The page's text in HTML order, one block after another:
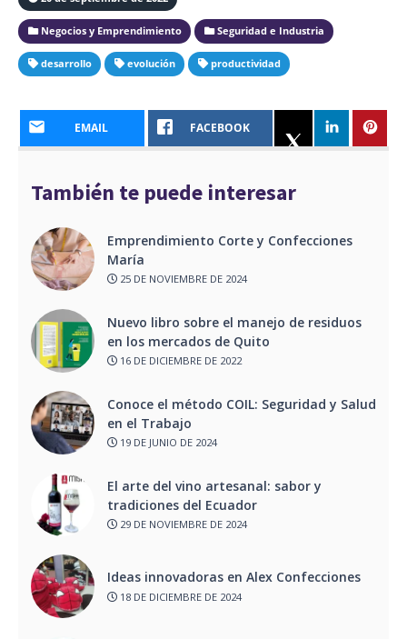
Negocios y Emprendimiento Seguridad e Industria
desarrollo evolución productividad
EMAIL FACEBOOK
También te puede interesar
Emprendimiento Corte y Confecciones
María
25 DE NOVIEMBRE DE 2024
Nuevo libro sobre el manejo de residuos
en los mercados de Quito
16 DE DICIEMBRE DE 2022
Conoce el método COIL: Seguridad y Salud
en el Trabajo
19 DE JUNIO DE 2024
El arte del vino artesanal: sabor y
tradiciones del Ecuador
29 DE NOVIEMBRE DE 2024
Ideas innovadoras en Alex Confecciones
18 DE DICIEMBRE DE 2024